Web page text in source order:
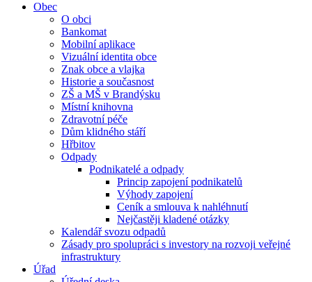
Obec
O obci
Bankomat
Mobilní aplikace
Vizuální identita obce
Znak obce a vlajka
Historie a současnost
ZŠ a MŠ v Brandýsku
Místní knihovna
Zdravotní péče
Dům klidného stáří
Hřbitov
Odpady
Podnikatelé a odpady
Princip zapojení podnikatelů
Výhody zapojení
Ceník a smlouva k nahléhnutí
Nejčastěji kladené otázky
Kalendář svozu odpadů
Zásady pro spolupráci s investory na rozvoji veřejné
infrastruktury
Úřad